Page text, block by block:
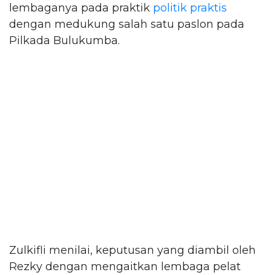
lembaganya pada praktik politik praktis
dengan medukung salah satu paslon pada
Pilkada Bulukumba.
Zulkifli menilai, keputusan yang diambil oleh
Rezky dengan mengaitkan lembaga pelat